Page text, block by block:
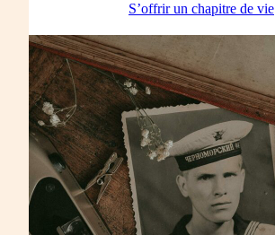
S’offrir un chapitre de vie